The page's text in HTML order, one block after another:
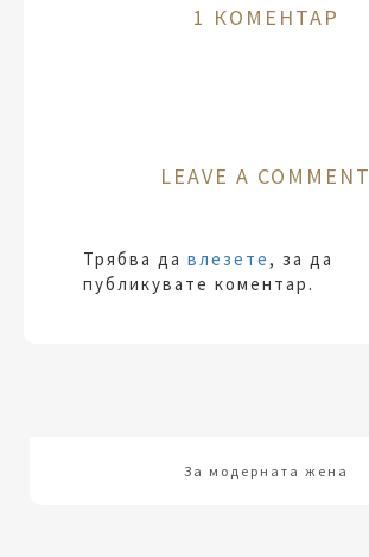
1 КОМЕНТАР
LEAVE A COMMENT
Трябва да влезете , за да
публикувате коментар.
За модерната жена